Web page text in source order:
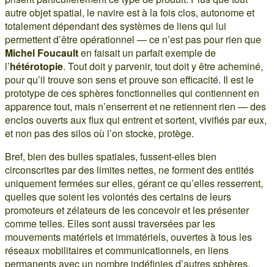
autre objet spatial, le navire est à la fois clos, autonome et
totalement dépendant des systèmes de liens qui lui
permettent d’être opérationnel — ce n’est pas pour rien que
Michel Foucaulten faisait un parfait exemple de
l’hétérotopie. Tout doit y parvenir, tout doit y être acheminé,
pour qu’il trouve son sens et prouve son efficacité. Il est le
prototype de ces sphères fonctionnelles qui contiennent en
apparence tout, mais n’enserrent et ne retiennent rien — des
enclos ouverts aux flux qui entrent et sortent, vivifiés par eux,
et non pas des silos où l’on stocke, protège.
Bref, bien des bulles spatiales, fussent-elles bien
circonscrites par des limites nettes, ne forment des entités
uniquement fermées sur elles, gérant ce qu’elles resserrent,
quelles que soient les volontés des certains de leurs
promoteurs et zélateurs de les concevoir et les présenter
comme telles. Elles sont aussi traversées par les
mouvements matériels et immatériels, ouvertes à tous les
réseaux mobilitaires et communicationnels, en liens
permanents avec un nombre indéfinies d’autres sphères.